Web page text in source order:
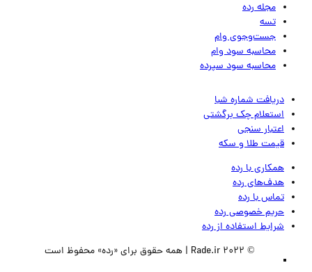
مجله رده
تسه
جست‌وجوی وام
محاسبه سود وام
محاسبه سود سپرده
دریافت شماره شبا
استعلام چک برگشتی
اعتبار سنجی
قیمت طلا و سکه
همکاری با رده
هدف‌های رده
تماس‌ با‌ رده
حریم خصوصی رده
شرایط استفاده از رده